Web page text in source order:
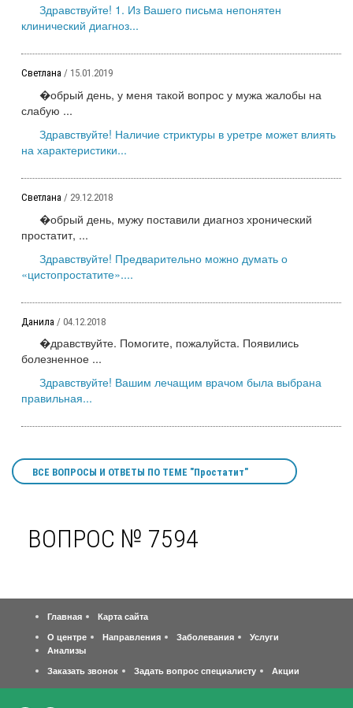
Здравствуйте! 1. Из Вашего письма непонятен
клинический диагноз...
Светлана / 15.01.2019
�обрый день, у меня такой вопрос у мужа жалобы на
слабую ...
Здравствуйте! Наличие стриктуры в уретре может влиять
на характеристики...
Светлана / 29.12.2018
�обрый день, мужу поставили диагноз хронический
простатит, ...
Здравствуйте! Предварительно можно думать о
«цистопростатите»....
Данила / 04.12.2018
�дравствуйте. Помогите, пожалуйста. Появились
болезненное ...
Здравствуйте! Вашим лечащим врачом была выбрана
правильная...
ВСЕ ВОПРОСЫ И ОТВЕТЫ ПО ТЕМЕ "Простатит"
ВОПРОС № 7594
Главная
Карта сайта
О центре
Направления Заболевания
Услуги
Анализы
Заказать звонок
Задать вопрос специалисту Акции